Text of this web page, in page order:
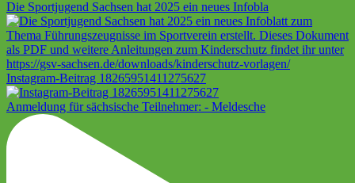
Die Sportjugend Sachsen hat 2025 ein neues Infobla
Instagram-Beitrag 18265951411275627
Anmeldung für sächsische Teilnehmer: - Meldesche